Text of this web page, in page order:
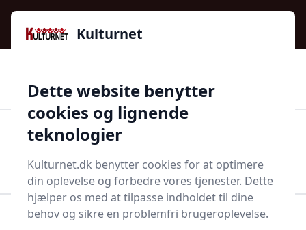
Kulturnet - Alt Det Gode I Livet | Din Kulturguide Siden
2016
97 kategorier 👍Kun godkendte butikker
Start søgning
Bolig og indretning
Lamper og tilbehør
Kulturnet
Dette website benytter
cookies og lignende
teknologier
Kulturnet.dk benytter cookies for at optimere
din oplevelse og forbedre vores tjenester. Dette
hjælper os med at tilpasse indholdet til dine
behov og sikre en problemfri brugeroplevelse.